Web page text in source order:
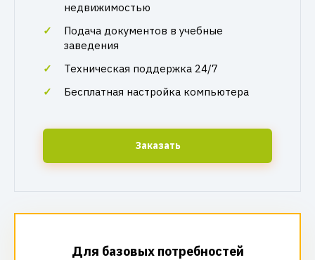
недвижимостью
Подача документов в учебные
заведения
Техническая поддержка 24/7
Бесплатная настройка компьютера
Заказать
Для базовых потребностей